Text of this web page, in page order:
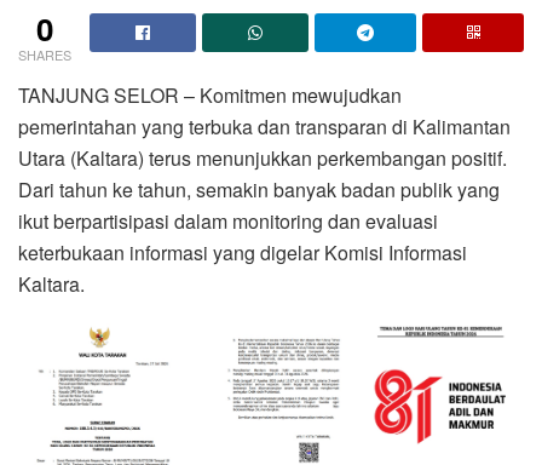
0
SHARES
TANJUNG SELOR – Komitmen mewujudkan
pemerintahan yang terbuka dan transparan di Kalimantan
Utara (Kaltara) terus menunjukkan perkembangan positif.
Dari tahun ke tahun, semakin banyak badan publik yang
ikut berpartisipasi dalam monitoring dan evaluasi
keterbukaan informasi yang digelar Komisi Informasi
Kaltara.